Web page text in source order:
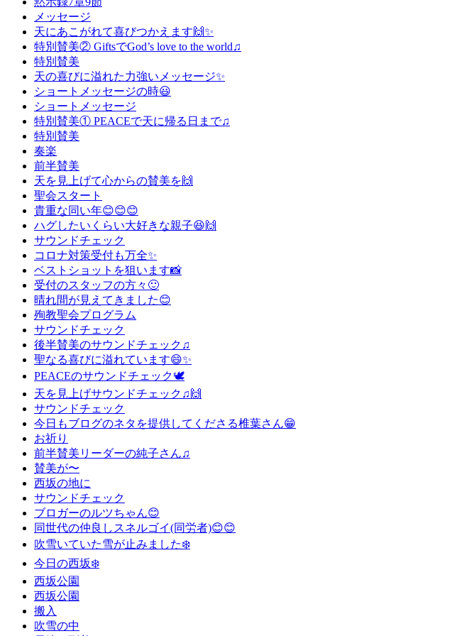
メッセージ
天にあこがれて喜びつかえます🙌✨
特別賛美② GiftsでGod’s love to the world♫
特別賛美
天の喜びに溢れた力強いメッセージ✨
ショートメッセージの時😃
ショートメッセージ
特別賛美① PEACE​で天に帰る日まで♫
特別賛美
奏楽
前半賛美
天を見上げて心からの賛美を🙌
聖会スタート
貴重な同い年😊😊😊
ハグしたいくらい大好きな親子😆🙌
サウンドチェック
コロナ対策受付も万全✨
ベストショットを狙います📸
受付のスタッフの方々🙂
晴れ間が見えてきました😊
殉教聖会プログラム
サウンドチェック
後半賛美のサウンドチェック♫
聖なる喜びに溢れています😄✨
PEACEのサウンドチェック🕊
天を見上げサウンドチェック♫🙌
サウンドチェック
今日もブログのネタを提供してくださる椎葉さん😁
お祈り
前半賛美リーダーの純子さん♫
賛美が〜
西坂の地に
サウンドチェック
ブロガーのルツちゃん😊
同世代の仲良しスネルゴイ(同労者)😊😊
吹雪いていた雪が止みました❄️
今日の西坂❄️
西坂公園
西坂公園
搬入
吹雪の中